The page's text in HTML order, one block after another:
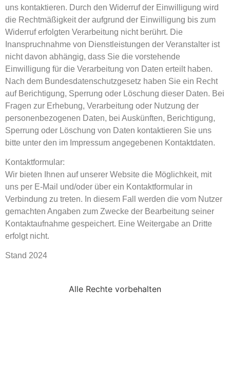
uns kontaktieren. Durch den Widerruf der Einwilligung wird
die Rechtmäßigkeit der aufgrund der Einwilligung bis zum
Widerruf erfolgten Verarbeitung nicht berührt. Die
Inanspruchnahme von Dienstleistungen der Veranstalter ist
nicht davon abhängig, dass Sie die vorstehende
Einwilligung für die Verarbeitung von Daten erteilt haben.
Nach dem Bundesdatenschutzgesetz haben Sie ein Recht
auf Berichtigung, Sperrung oder Löschung dieser Daten. Bei
Fragen zur Erhebung, Verarbeitung oder Nutzung der
personenbezogenen Daten, bei Auskünften, Berichtigung,
Sperrung oder Löschung von Daten kontaktieren Sie uns
bitte unter den im Impressum angegebenen Kontaktdaten.
Kontaktformular:
Wir bieten Ihnen auf unserer Website die Möglichkeit, mit
uns per E-Mail und/oder über ein Kontaktformular in
Verbindung zu treten. In diesem Fall werden die vom Nutzer
gemachten Angaben zum Zwecke der Bearbeitung seiner
Kontaktaufnahme gespeichert. Eine Weitergabe an Dritte
erfolgt nicht.
Stand 2024
Alle Rechte vorbehalten